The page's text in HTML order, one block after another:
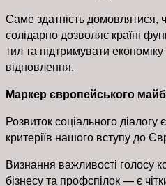
Саме здатність домовлятися,
солідарно дозволяє країні
тил та підтримувати економіку
відновлення.
Маркер європейського
Розвиток соціального
критеріїв нашого вступу до
Визнання важливості голосу
бізнесу та профспілок — є